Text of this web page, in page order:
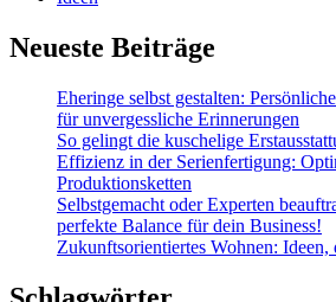
Neueste Beiträge
Eheringe selbst gestalten:
für unvergessliche Erinnerungen
So gelingt die kuschelige
Effizienz in der Serienfertigung:
Produktionsketten
Selbstgemacht oder Experten
perfekte Balance für dein Business!
Zukunftsorientiertes Wohnen: Ideen,